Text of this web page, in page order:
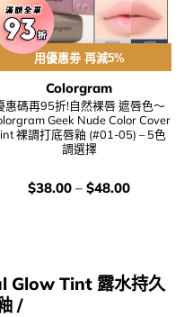
用優惠劵 再減5%
Colorgram
惠碼再95折!自然裸唇 遮唇色～
Geek Nude Color Cover
裸調打底唇釉 (#01-05) – 5色
調選擇
價
錢：
$38.00 – $48.00
Glow Tint 露水持久
/